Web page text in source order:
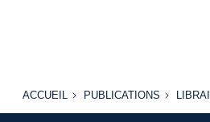
ACCUEIL
ACCUEIL PUBLICATIONS
PUBLICATIONS